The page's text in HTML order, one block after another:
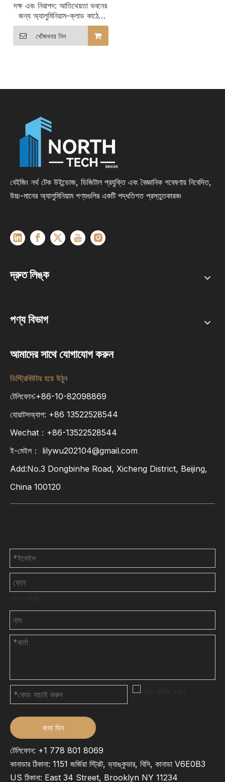
দক্ষ এবং নিরাপদ: আতিথেয়তা ভবনের
জন্য অ্যালুমিনিয়াম-ক্লাড কাঠের
স্লাইডিং উইন্ডো
খোঁজখবর নিন
বেইজিং নর্থ টেক উইন্ডোজ, ডিজিটাল প্রযুক্তি এবং বৈজ্ঞানিক গবেষণায় নিবেদিত,
উচ্চ-মানের অ্যালুমিনিয়াম পণ্যগুলির একটি পদ্ধতিগত প্রস্তুতকারক৷
দ্রুত লিঙ্ক
পণ্য বিভাগ
আমাদের সাথে যোগাযোগ করুন
ডিস্ট্রিবিউটর হয়ে উঠুন
টেলিফোন:+86-10-82098869
হোয়াটসঅ্যাপ: +86 13522528544
Wechat：+86-13522528544
ই-মেইল： lilywu202104@gmail.com
Add:No.3 Dongbinhe Road, Xicheng District, Beijing,
China 100120
জমা দিন
টেলিফোন: +1 778 801 8069
কানাডার ঠিকানা: 1151 জর্জিয়া স্ট্রিট, ভ্যাঙ্কুভার, বিসি, কানাডা V6E0B3
US ঠিকানা: East 34 Street, Brooklyn NY 11234